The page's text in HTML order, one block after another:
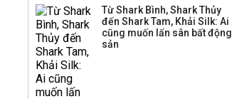
Công ty 100 tỷ của
Huấn Hoa Hồng bỗng
dưng ‘biến mất’, một
Từ Shark Bình, Shark Thủy
đến Shark Tam, Khải Silk: Ai
cũng muốn lấn sân bất động
sản